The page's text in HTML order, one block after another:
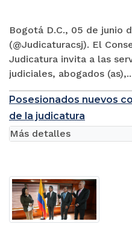
Bogotá D.C., 05 de junio
(@Judicaturacsj). El
Judicatura invita a las
judiciales, abogados
Posesionados nuevos
de la judicatura
Más detalles